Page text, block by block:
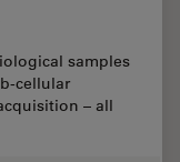
samples
cellular
– all